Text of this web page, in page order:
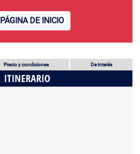
PÁGINA DE INICIO
Precio y condiciones De interés
ITINERARIO